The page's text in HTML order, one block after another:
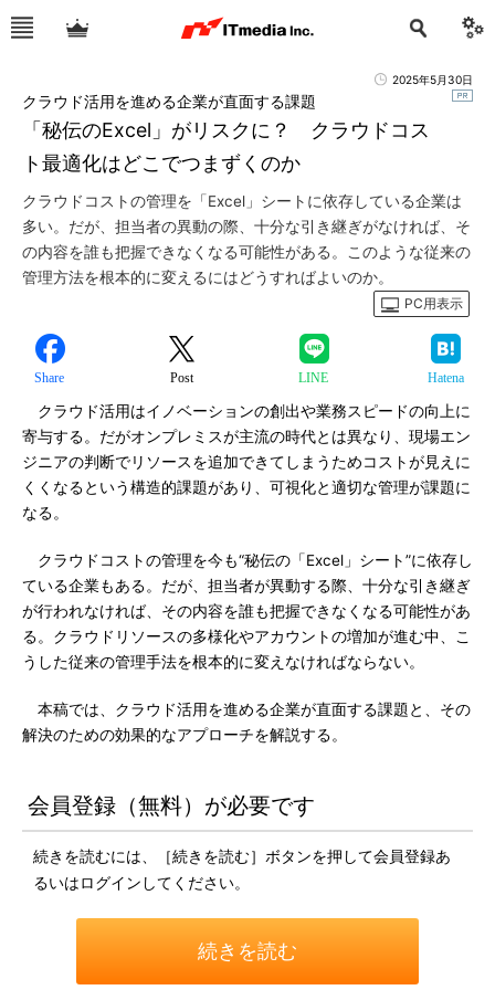
2025年5月30日
「秘伝のExcel」がリスクに？ クラウドコス
ト最適化はどこでつまずくのか
クラウド活用を進める企業が直面する課題
クラウドコストの管理を「Excel」シートに依存している企業は
多い。だが、担当者の異動の際、十分な引き継ぎがなければ、そ
の内容を誰も把握できなくなる可能性がある。このような従来の
管理方法を根本的に変えるにはどうすればよいのか。
PC用表示
Share Post LINE Hatena
クラウド活用はイノベーションの創出や業務スピードの向上に
寄与する。だがオンプレミスが主流の時代とは異なり、現場エン
ジニアの判断でリソースを追加できてしまうためコストが見えに
くくなるという構造的課題があり、可視化と適切な管理が課題に
なる。
クラウドコストの管理を今も“秘伝の「Excel」シート”に依存し
ている企業もある。だが、担当者が異動する際、十分な引き継ぎ
が行われなければ、その内容を誰も把握できなくなる可能性があ
る。クラウドリソースの多様化やアカウントの増加が進む中、こ
うした従来の管理手法を根本的に変えなければならない。
本稿では、クラウド活用を進める企業が直面する課題と、その
解決のための効果的なアプローチを解説する。
会員登録（無料）が必要です
続きを読むには、［続きを読む］ボタンを押して会員登録あ
るいはログインしてください。
続きを読む